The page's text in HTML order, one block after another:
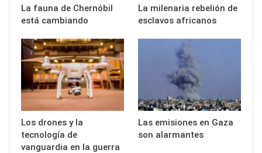
La fauna de Chernóbil
está cambiando
La milenaria rebelión de
esclavos africanos
Los drones y la
tecnología de
vanguardia en la guerra
Las emisiones en Gaza
son alarmantes